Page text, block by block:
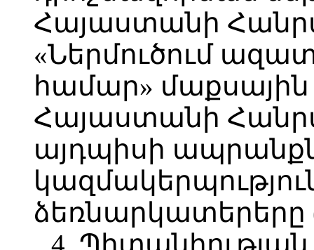
Հայաստանի
«Ներմուծում
համար» մաքսային
Հայաստանի
այդպիսի
ձեռնարկատերերը